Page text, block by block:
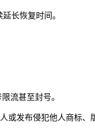
长恢复时间。
流甚至封号。
或发布侵犯他人商标、